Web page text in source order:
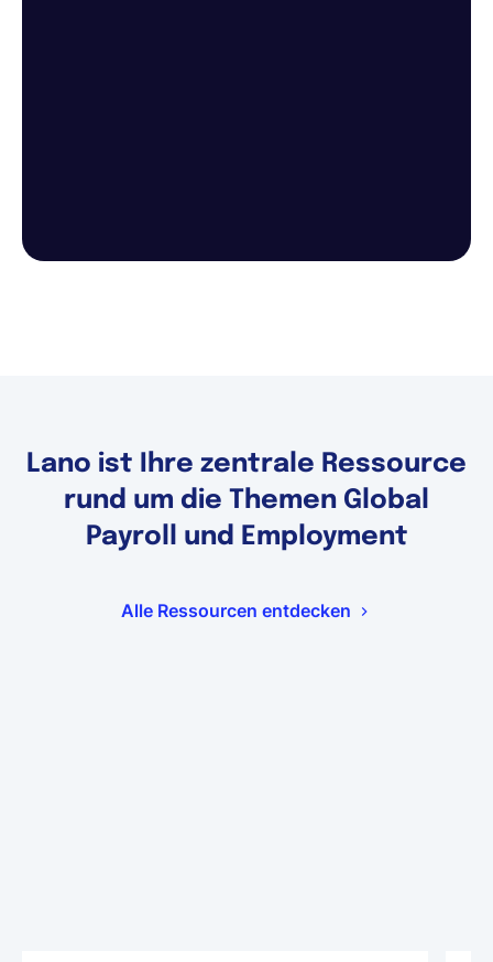
Lano ist Ihre zentrale Ressource
rund um die Themen Global
Payroll und Employment
Alle Ressourcen entdecken